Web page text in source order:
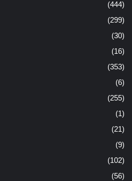
(444)
(299)
(30)
(16)
(353)
(6)
(255)
(1)
(21)
(9)
(102)
(56)